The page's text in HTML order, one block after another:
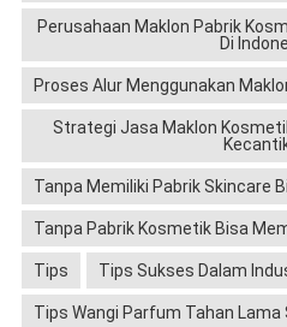
Perusahaan Maklon Pabrik
Di
Proses Alur Menggunakan
Strategi Jasa Maklon
Tanpa Memiliki Pabrik Skincare
Tanpa Pabrik Kosmetik Bisa
Tips Tips Sukses Dalam
Tips Wangi Parfum Tahan Lama